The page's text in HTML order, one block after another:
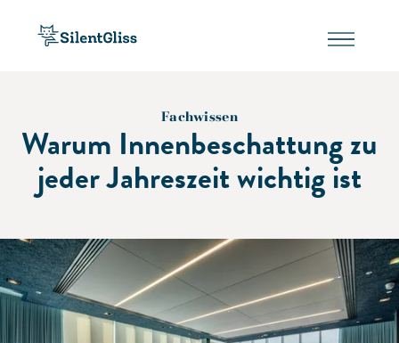
Fachwissen
Warum Innenbeschattung zu
jeder Jahreszeit wichtig ist